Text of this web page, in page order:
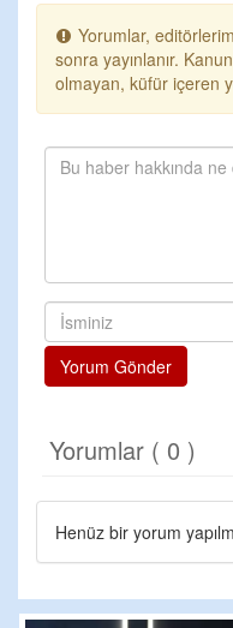
Yorumlar,
sonra yayınlanır.
olmayan, küfür içeren
Yorum Gönder
Yorumlar ( 0 )
Henüz bir yorum